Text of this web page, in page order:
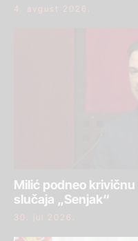
4. avgust 2026.
Milić podneo
slučaja „Senjak“
30. jul 2026.